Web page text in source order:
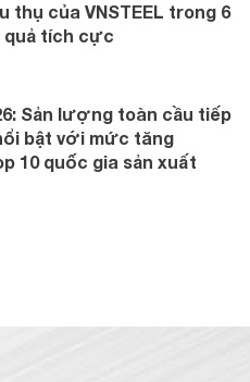
thụ của VNSTEEL trong 6
quả tích cực
Sản lượng toàn cầu tiếp
bật với mức tăng
10 quốc gia sản xuất